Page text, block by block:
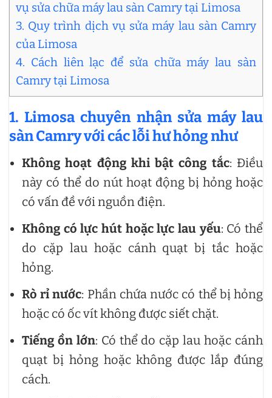
vụ sửa chữa máy lau sàn Camry tại Limosa
3. Quy trình dịch vụ sửa máy lau sàn Camry
của Limosa
4. Cách liên lạc để sửa chữa máy lau sàn
Camry tại Limosa
1. Limosa chuyên nhận sửa máy lau
sàn Camry với các lỗi hư hỏng như
Không hoạt động khi bật công tắc: Điều
này có thể do nút hoạt động bị hỏng hoặc
có vấn đề với nguồn điện.
Không có lực hút hoặc lực lau yếu: Có thể
do cặp lau hoặc cánh quạt bị tắc hoặc
hỏng.
Rò rỉ nước: Phần chứa nước có thể bị hỏng
hoặc có ốc vít không được siết chặt.
Tiếng ồn lớn: Có thể do cặp lau hoặc cánh
quạt bị hỏng hoặc không được lắp đúng
cách.